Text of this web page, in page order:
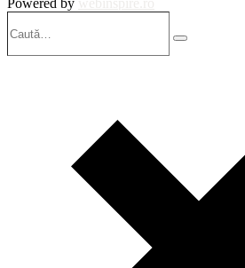
Powered by
Search